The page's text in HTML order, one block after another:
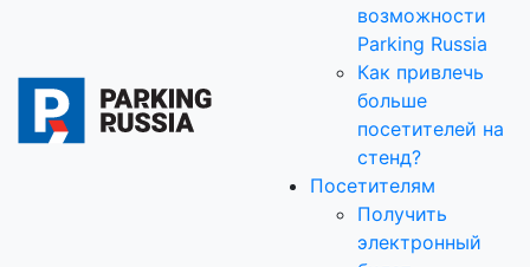
возможности
Parking Russia
Как привлечь
больше
посетителей на
стенд?
Посетителям
Получить
электронный